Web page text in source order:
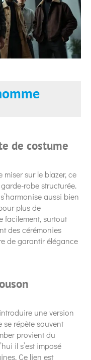
de costume
miser sur le blazer, ce
robe structurée.
aussi bien
plus de
facilement, surtout
des cérémonies
de garantir élégance
une version
se répète souvent
provient du
il s’est imposé
Ce lien est